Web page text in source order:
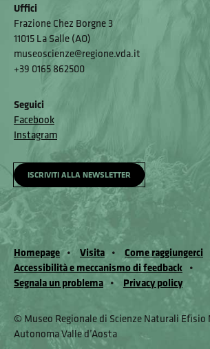
Uffici
Frazione Chez Borgne 3
11015 La Salle (AO)
museoscienze@regione.vda.it
+39 0165 862500
Seguici
Facebook
Instagram
ISCRIVITI ALLA NEWSLETTER
Homepage Visita
Come raggiungerci
Accessibilità e meccanismo di feedback
Segnala un problema
Privacy policy
© Museo Regionale di Scienze Naturali Eﬁsio
Autonoma Valle d’Aosta